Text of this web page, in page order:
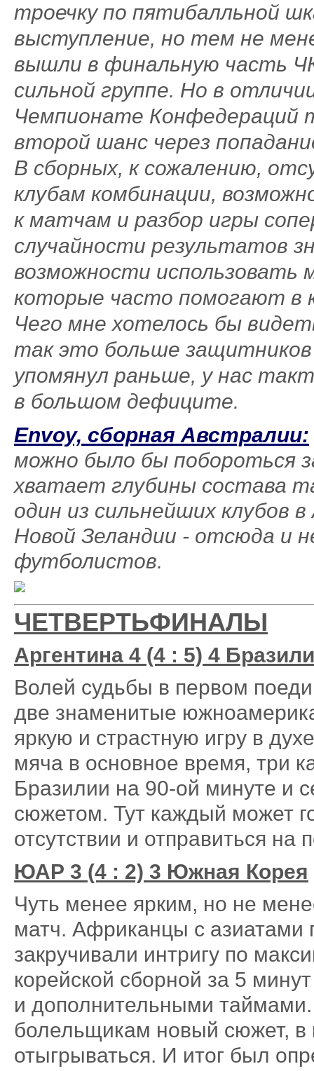
троечку по пятибалльной
выступление, но тем не
вышли в финальную часть
сильной группе. Но в
Чемпионате Конфедераций
второй шанс через
В сборных, к сожалению,
клубам комбинации,
к матчам и разбор игры
случайности результатов
возможности использовать
которые часто помогают в
Чего мне хотелось бы
так это больше защитников
упомянул раньше, у нас
в большом дефиците.
Envoy, сборная Австралии:
можно было бы побороться
хватает глубины состава
один из сильнейших клубов
Новой Зеландии - отсюда и
футболистов.
ЧЕТВЕРТЬФИНАЛЫ
Аргентина 4 (4 : 5) 4
Волей судьбы в первом
две знаменитые
яркую и страстную игру в
мяча в основное время, три
Бразилии на 90-ой минуте и
сюжетом. Тут каждый может
отсутствии и отправиться на
ЮАР 3 (4 : 2) 3 Южная Корея
Чуть менее ярким, но не
матч. Африканцы с азиатами
закручивали интригу по
корейской сборной за 5
и дополнительными
болельщикам новый сюжет,
отыгрываться. И итог был